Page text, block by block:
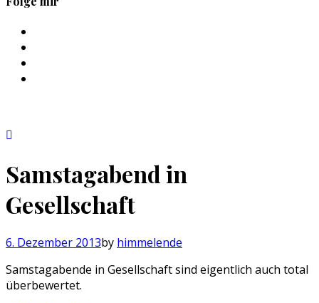
Samstagabend in
Gesellschaft
6. Dezember 2013by himmelende
Samstagabende in Gesellschaft sind eigentlich auch total
überbewertet.